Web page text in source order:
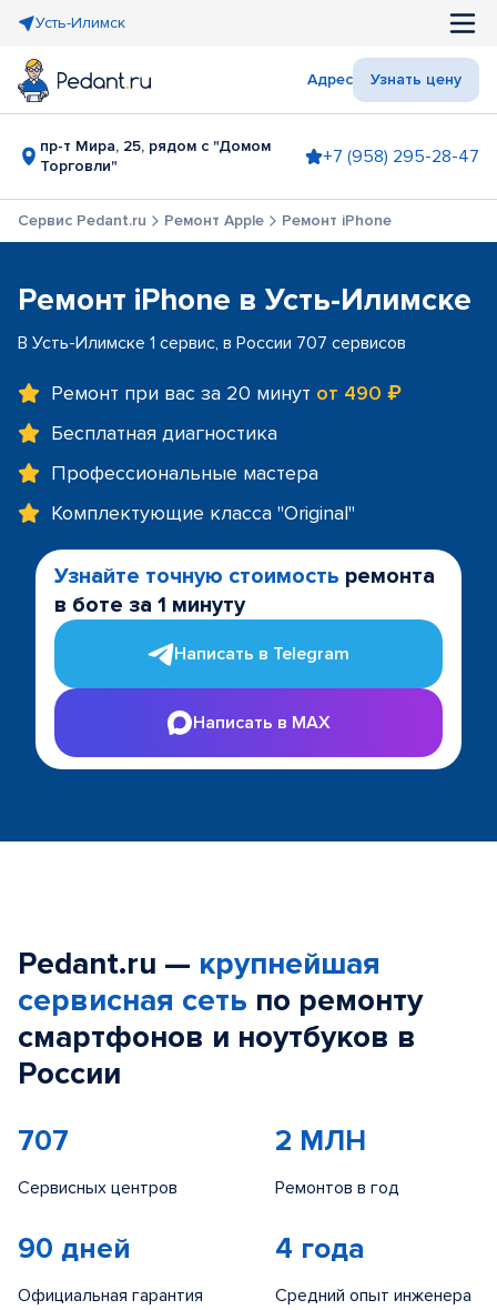
Усть-Илимск
Адрес Узнать цену
пр-т Мира, 25, рядом с "Домом
Торговли"
+7 (958) 295-28-47
Сервис Pedant.ru Ремонт Apple Ремонт iPhone
Ремонт iPhone в Усть-Илимске
В Усть-Илимске 1 сервис, в России 707 сервисов
Ремонт при вас за 20 минут от 490 ₽
Бесплатная диагностика
Профессиональные мастера
Комплектующие класса "Original"
Узнайте точную стоимость ремонта
в боте за 1 минуту
Написать в Telegram
Написать в MAX
Pedant.ru — крупнейшая
сервисная сеть по ремонту
смартфонов и ноутбуков в
России
707
Сервисных центров
2 МЛН
Ремонтов в год
90 дней
Официальная гарантия
4 года
Средний опыт инженера